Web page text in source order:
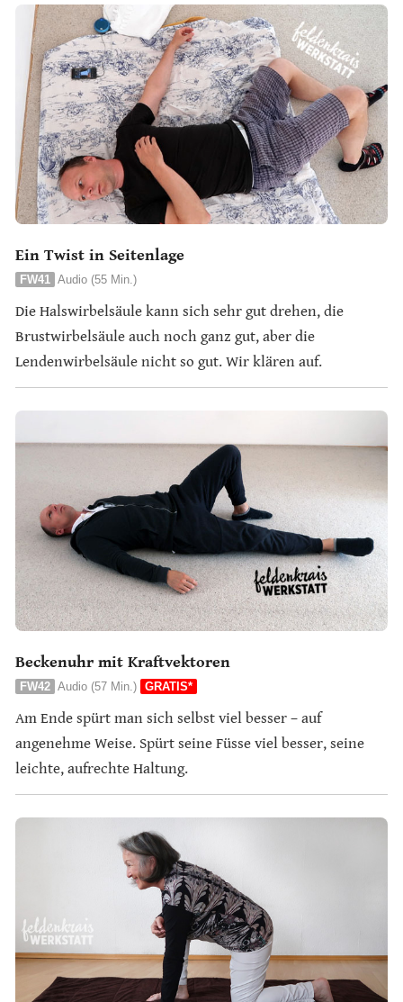
Ein Twist in Seitenlage
FW41 Audio (55 Min.)
Die Halswirbelsäule kann sich sehr gut drehen, die
Brustwirbelsäule auch noch ganz gut, aber die
Lendenwirbelsäule nicht so gut. Wir klären auf.
Beckenuhr mit Kraftvektoren
FW42 Audio (57 Min.) GRATIS*
Am Ende spürt man sich selbst viel besser – auf
angenehme Weise. Spürt seine Füsse viel besser, seine
leichte, aufrechte Haltung.